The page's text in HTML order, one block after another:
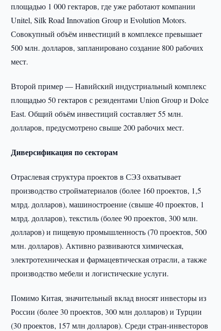
площадью 1 000 гектаров, где уже работают компании
Unitel, Silk Road Innovation Group и Evolution Motors.
Совокупный объём инвестиций в комплексе превышает
500 млн. долларов, запланировано создание 800 рабочих
мест.
Второй пример — Навийский индустриальный комплекс
площадью 50 гектаров с резидентами Union Group и Dolce
East. Общий объём инвестиций составляет 55 млн.
долларов, предусмотрено свыше 200 рабочих мест.
Диверсификация по секторам
Отраслевая структура проектов в СЭЗ охватывает
производство стройматериалов (более 160 проектов, 1,5
млрд. долларов), машиностроение (свыше 40 проектов, 1
млрд. долларов), текстиль (более 90 проектов, 300 млн.
долларов) и пищевую промышленность (70 проектов, 500
млн. долларов). Активно развиваются химическая,
электротехническая и фармацевтическая отрасли, а также
производство мебели и логистические услуги.
Помимо Китая, значительный вклад вносят инвесторы из
России (более 30 проектов, 300 млн долларов) и Турции
(30 проектов, 157 млн долларов). Среди стран-инвесторов